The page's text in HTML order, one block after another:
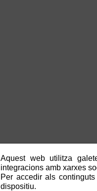
Aquest web utilitza
integracions amb xarxes
Per accedir als
dispositiu.